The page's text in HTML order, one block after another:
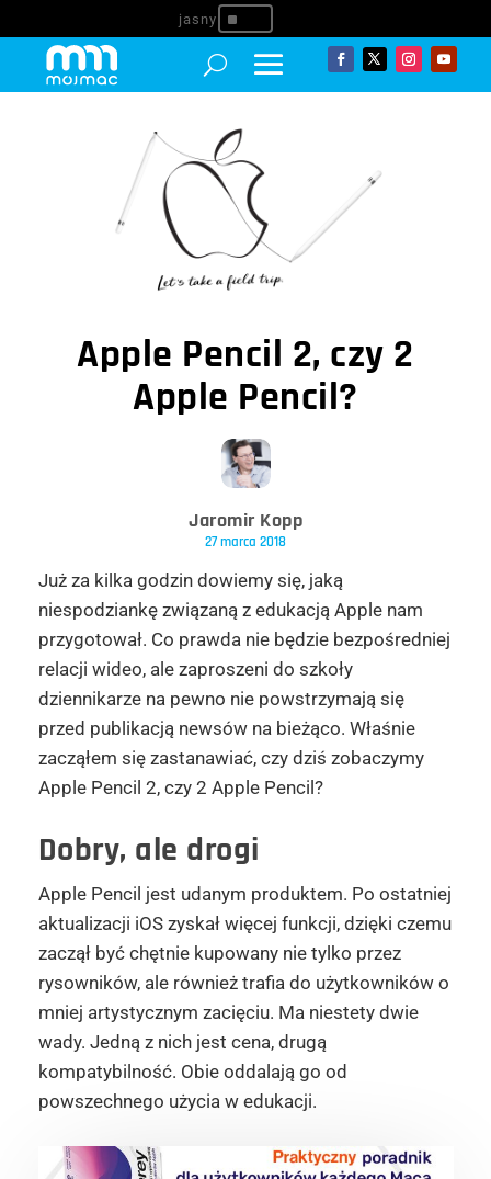
^
Apple Pencil 2, czy 2
Apple Pencil?
Jaromir Kopp
27 marca 2018
Już za kilka godzin dowiemy się, jaką
niespodziankę związaną z edukacją Apple nam
przygotował. Co prawda nie będzie bezpośredniej
relacji wideo, ale zaproszeni do szkoły
dziennikarze na pewno nie powstrzymają się
przed publikacją newsów na bieżąco. Właśnie
zacząłem się zastanawiać, czy dziś zobaczymy
Apple Pencil 2, czy 2 Apple Pencil?
Dobry, ale drogi
Apple Pencil jest udanym produktem. Po ostatniej
aktualizacji iOS zyskał więcej funkcji, dzięki czemu
zaczął być chętnie kupowany nie tylko przez
rysowników, ale również trafia do użytkowników o
mniej artystycznym zacięciu. Ma niestety dwie
wady. Jedną z nich jest cena, drugą
kompatybilność. Obie oddalają go od
powszechnego użycia w edukacji.